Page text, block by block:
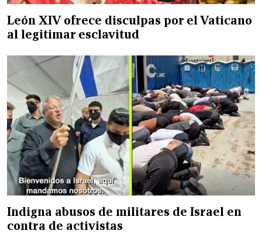
León XIV ofrece disculpas por el Vaticano
al legitimar esclavitud
Indigna abusos de militares de Israel en
contra de activistas